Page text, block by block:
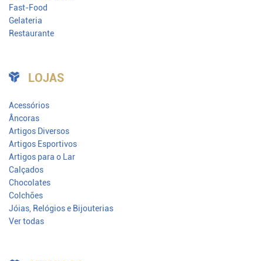
Fast-Food
Gelateria
Restaurante
LOJAS
Acessórios
Âncoras
Artigos Diversos
Artigos Esportivos
Artigos para o Lar
Calçados
Chocolates
Colchões
Jóias, Relógios e Bijouterias
Ver todas